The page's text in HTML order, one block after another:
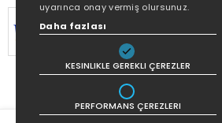
SİTEMİZ
KORUNMAKTADIR.
uyarınca onay vermiş olursunuz.
Daha fazlası
KESINLIKLE GEREKLI ÇEREZLER
PERFORMANS ÇEREZLERI